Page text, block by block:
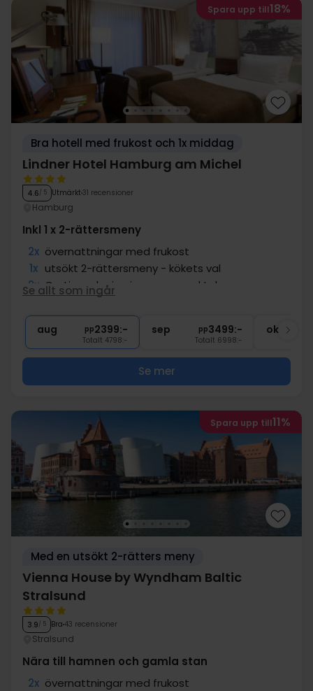
Spara upp till18%
Bra hotell med frukost och 1x middag
Lindner Hotel Hamburg am Michel
4.6/ 5 Utmärkt 31 recensioner
Hamburg
Inkl 1 x 2-rättersmeny
2x övernattningar med frukost
1x utsökt 2-rättersmeny - kökets val
2x Gratis parkering i garage med tak
Centralt läge
1x 1 fl. vatten på rummet (att dela)
Se allt som ingår
aug pp2399:-
Totalt 4798:-
sep pp3499:-
Totalt 6998:-
okt
Se mer
Spara upp till11%
Med en utsökt 2-rätters meny
Vienna House by Wyndham Baltic
Stralsund
3.9/ 5 Bra 43 recensioner
Stralsund
Nära till hamnen och gamla stan
2x övernattningar med frukost